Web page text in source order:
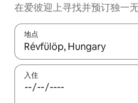
在爱彼迎上寻找并预订独一
地点
如有搜索结果，请使用上下方
入住